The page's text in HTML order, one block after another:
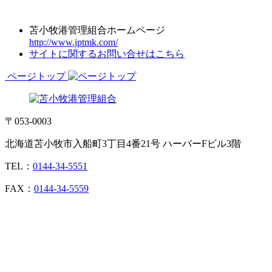
苫小牧港管理組合ホームページ
http://www.jptmk.com/
サイトに関するお問い合せはこちら
ページトップ
〒053-0003
北海道苫小牧市入船町3丁目4番21号 ハーバーFビル3階
TEL： 0144-34-5551
FAX： 0144-34-5559